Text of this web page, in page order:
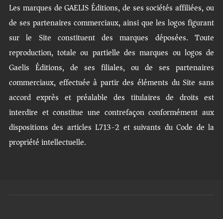
Les marques de GAELIS Éditions, de ses sociétés affiliées, ou
de ses partenaires commerciaux, ainsi que les logos figurant
sur le Site constituent des marques déposées. Toute
reproduction, totale ou partielle des marques ou logos de
Gaelis Éditions, de ses filiales, ou de ses partenaires
commerciaux, effectuée à partir des éléments du Site sans
accord exprès et préalable des titulaires de droits est
interdire et constitue une contrefaçon conformément aux
dispositions des articles L713-2 et suivants du Code de la
propriété intellectuelle.